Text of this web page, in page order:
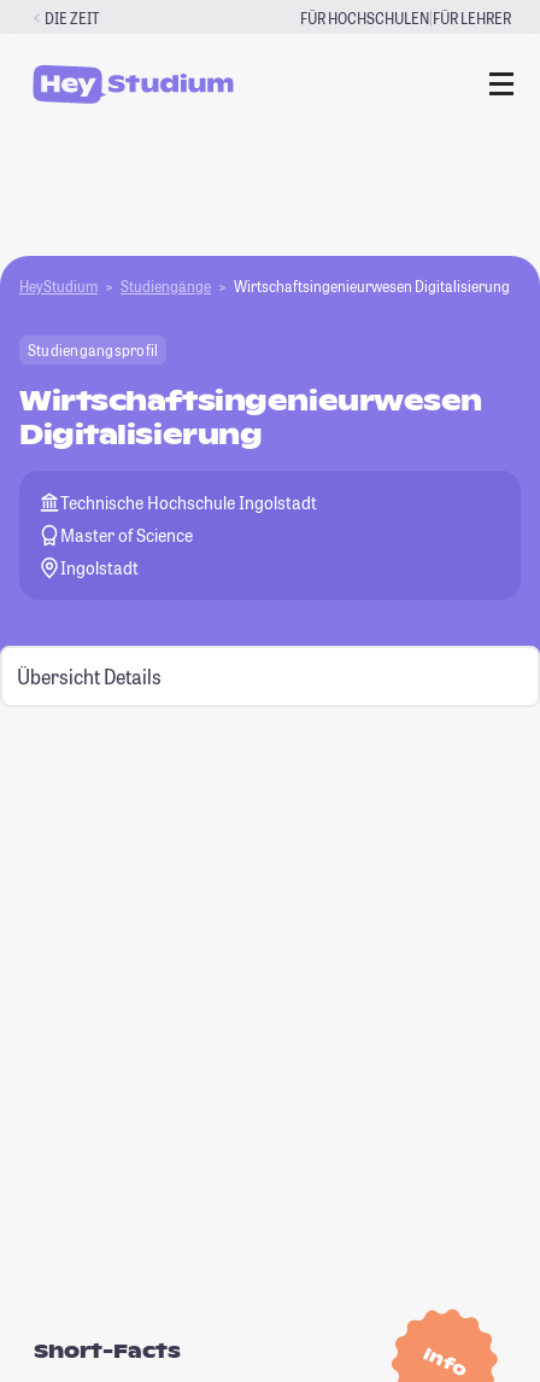
Zum
springen
DIE ZEIT FÜR HOCHSCHULEN|FÜR LEHRER
HeyStudium Studiengänge Wirtschaftsingenieurwesen Digitalisierung
Studiengangsprofil
Wirtschaftsingenieurwesen
Digitalisierung
Technische Hochschule Ingolstadt
Master of Science
Ingolstadt
Übersicht Details
Info
Short-Facts